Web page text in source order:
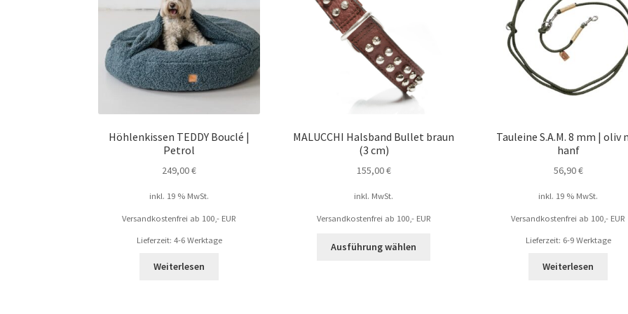
Höhlenkissen TEDDY Bouclé |
Petrol
249,00€
inkl. 19 % MwSt.
Versandkostenfrei ab 100,- EUR
Lieferzeit: 4-6 Werktage
Weiterlesen
MALUCCHI Halsband Bullet braun
(3 cm)
155,00€
inkl. MwSt.
Versandkostenfrei ab 100,- EUR
Ausführung wählen
Tauleine S.A.M. 8 mm | oliv
hanf
56,90€
inkl. 19 % MwSt.
Versandkostenfrei ab 100,- EUR
Lieferzeit: 6-9 Werktage
Weiterlesen